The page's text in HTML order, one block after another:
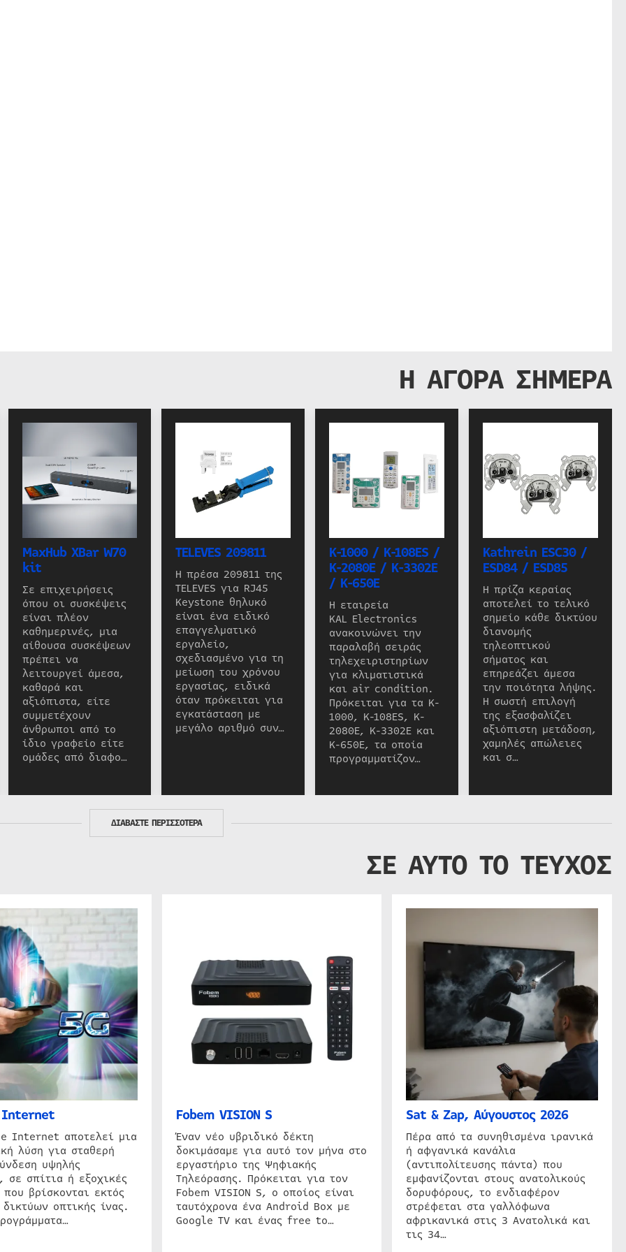
Η ΑΓΟΡΑ ΣΗΜΕΡΑ
MaxHub XBar W70
kit
Σε επιχειρήσεις
όπου οι συσκέψεις
είναι πλέον
καθημερινές, μια
αίθουσα συσκέψεων
πρέπει να
λειτουργεί άμεσα,
καθαρά και
αξιόπιστα, είτε
συμμετέχουν
άνθρωποι από το
ίδιο γραφείο είτε
ομάδες από διαφο…
TELEVES 209811
Η πρέσα 209811 της
TELEVES για RJ45
Keystone θηλυκό
είναι ένα ειδικό
επαγγελματικό
εργαλείο,
σχεδιασμένο για τη
μείωση του χρόνου
εργασίας, ειδικά
όταν πρόκειται για
εγκατάσταση με
μεγάλο αριθμό συν…
K-1000 / K-108ES /
K-2080E / K-3302E
/ K-650E
Η εταιρεία
KAL Electronics
ανακοινώνει την
παραλαβή σειράς
τηλεχειριστηρίων
για κλιματιστικά
και air condition.
Πρόκειται για τα K-
1000, K-108ES, K-
2080E, K-3302E και
K-650E, τα οποία
προγραμματίζον…
Kathrein ESC30 /
ESD84 / ESD85
Η πρίζα κεραίας
αποτελεί το τελικό
σημείο κάθε δικτύου
διανομής
τηλεοπτικού
σήματος και
επηρεάζει άμεσα
την ποιότητα λήψης.
Η σωστή επιλογή
της εξασφαλίζει
αξιόπιστη μετάδοση,
χαμηλές απώλειες
και σ…
ΔΙΑΒΑΣΤΕ ΠΕΡΙΣΣΟΤΕΡΑ
ΣΕ ΑΥΤΟ ΤΟ ΤΕΥΧΟΣ
Internet
Internet αποτελεί μια
λύση για σταθερή
υψηλής
σε σπίτια ή εξοχικές
που βρίσκονται εκτός
οπτικής ίνας.
Fobem VISION S
Έναν νέο υβριδικό δέκτη
δοκιμάσαμε για αυτό τον μήνα στο
εργαστήριο της Ψηφιακής
Τηλεόρασης. Πρόκειται για τον
Fobem VISION S, ο οποίος είναι
ταυτόχρονα ένα Android Box με
Google TV και ένας free to…
Sat & Zap, Αύγουστος 2026
Πέρα από τα συνηθισμένα ιρανικά
ή αφγανικά κανάλια
(αντιπολίτευσης πάντα) που
εμφανίζονται στους ανατολικούς
δορυφόρους, το ενδιαφέρον
στρέφεται στα γαλλόφωνα
αφρικανικά στις 3 Ανατολικά και
τις 34…